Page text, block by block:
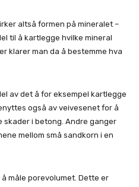
altså formen på mineralet –
til å kartlegge hvilke mineral
klarer man da å bestemme hva
av det å for eksempel kartlegge
også av veivesenet for å
i betong. Andre ganger
mellom små sandkorn i en
måle porevolumet. Dette er